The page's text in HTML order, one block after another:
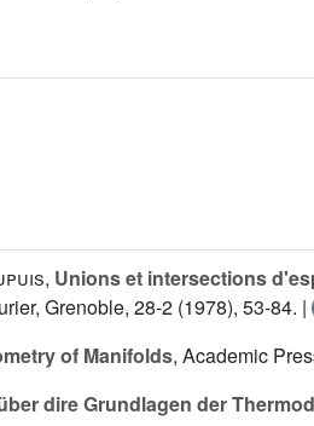
, Unions et intersections
Grenoble, 28-2 (1978), 53-84. |
of Manifolds, Academic
dire Grundlagen der